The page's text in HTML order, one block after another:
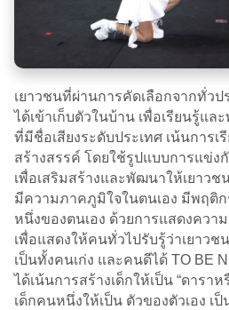
เยาวชนที่ผ่านการคัดเลือกจากทั่วป
ได้เข้าเก็บตัวในบ้าน เพื่อเรียนรู้แ
ที่มีชื่อเสียงระดับประเทศ เน้นการเ
สร้างสรรค์ โดยใช้รูปแบบการแข่
เพื่อเสริมสร้างและพัฒนาให้เยาว
มีความภาคภูมิใจในตนเอง มีพฤติ
หนึ่งของตนเอง ด้วยการแสดงควา
เพื่อแสดงให้คนทั่วไปรับรู้ว่าเยาว
เป็นทั้งคนเก่ง และคนดีได้ TO BE
ได้เน้นการสร้างเด็กให้เป็น “ดารา
เด็กคนหนึ่งให้เป็น ตัวของตัวเอง เ